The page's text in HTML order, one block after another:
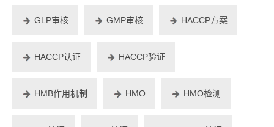
GLP审核 GMP审核 HACCP方案
HACCP认证 HACCP验证
HMB作用机制 HMO HMO检测